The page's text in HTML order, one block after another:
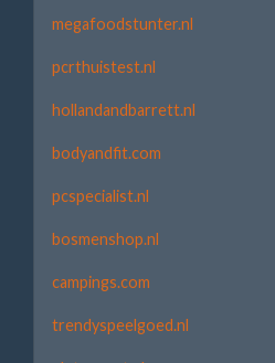
megafoodstunter.nl
pcrthuistest.nl
hollandandbarrett.nl
bodyandfit.com
pcspecialist.nl
bosmenshop.nl
campings.com
trendyspeelgoed.nl